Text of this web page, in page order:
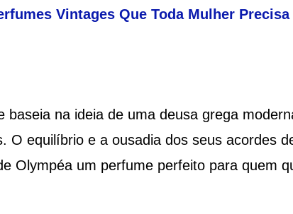
Vintages Que Toda Mulher Precisa
na ideia de uma deusa grega
O equilíbrio e a ousadia dos seus acordes
Olympéa um perfume perfeito para quem